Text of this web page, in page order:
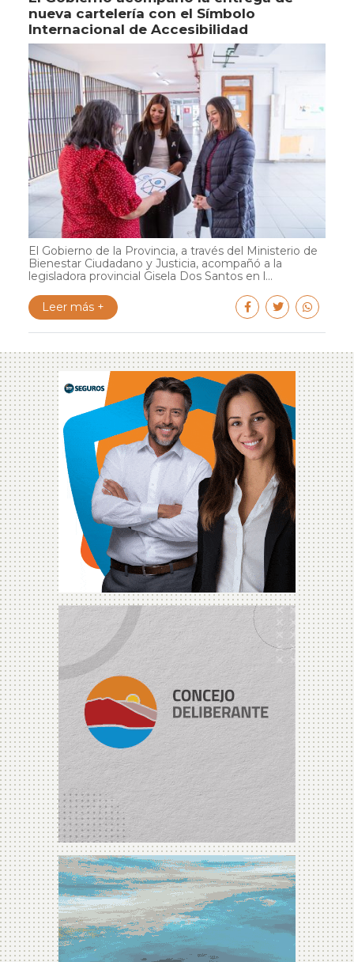
nueva cartelería con el Símbolo
Internacional de Accesibilidad
El Gobierno de la Provincia, a través del Ministerio de
Bienestar Ciudadano y Justicia, acompañó a la
legisladora provincial Gisela Dos Santos en l...
Leer más +